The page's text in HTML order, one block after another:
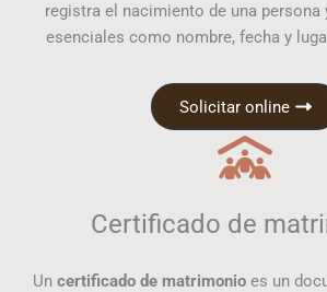
registra el nacimiento de una persona
esenciales como nombre, fecha y
Solicitar online
Certificado de
Un certificado de matrimonioes un